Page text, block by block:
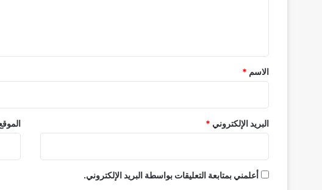
*الاسم *
البريد الإلكتروني *
أعلمني بمتابعة التعليقات بواسطة البريد الإلكتروني.